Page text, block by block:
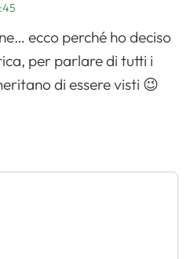
ecco perché ho deciso
per parlare di tutti i
di essere visti 😉